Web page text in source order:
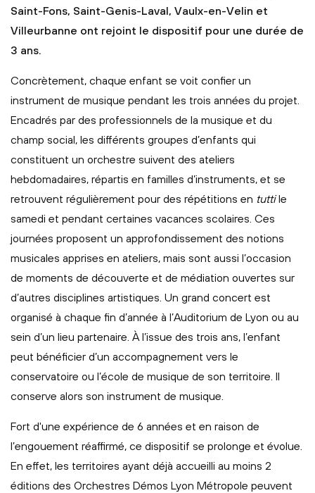
Saint-Fons, Saint-Genis-Laval, Vaulx-en-Velin et
Villeurbanne ont rejoint le dispositif pour une durée de
3 ans.
Concrètement, chaque enfant se voit conﬁer un
instrument de musique pendant les trois années du projet.
Encadrés par des professionnels de la musique et du
champ social, les diﬀérents groupes d’enfants qui
constituent un orchestre suivent des ateliers
hebdomadaires, répartis en familles d’instruments, et se
retrouvent régulièrement pour des répétitions en tuttile
samedi et pendant certaines vacances scolaires. Ces
journées proposent un approfondissement des notions
musicales apprises en ateliers, mais sont aussi l’occasion
de moments de découverte et de médiation ouvertes sur
d’autres disciplines artistiques. Un grand concert est
organisé à chaque fin d’année à l’Auditorium de Lyon ou au
sein d’un lieu partenaire. À l’issue des trois ans, l’enfant
peut bénéficier d’un accompagnement vers le
conservatoire ou l’école de musique de son territoire. Il
conserve alors son instrument de musique.
Fort d'une expérience de 6 années et en raison de
l’engouement réaffirmé, ce dispositif se prolonge et évolue.
En effet, les territoires ayant déjà accueilli au moins 2
éditions des Orchestres Démos Lyon Métropole peuvent